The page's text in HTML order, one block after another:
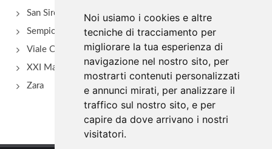
Noi usiamo i cookies e altre
tecniche di tracciamento per
migliorare la tua esperienza di
navigazione nel nostro sito, per
mostrarti contenuti personalizzati
e annunci mirati, per analizzare il
traffico sul nostro sito, e per
capire da dove arrivano i nostri
visitatori.
San Siro - Via Novara
Sempione
Viale Certosa
XXI Marzo
Zara